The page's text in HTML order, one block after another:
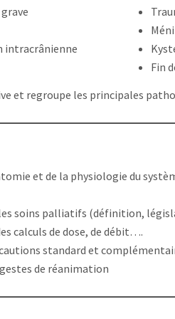
intracrânienne
Fin
et regroupe les principales
et de la physiologie du
les soins palliatifs (définition,
calculs de dose, de débit….
standard et
de réanimation